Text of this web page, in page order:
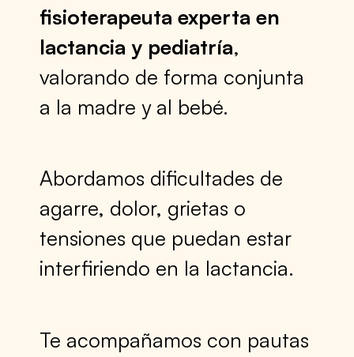
fisioterapeuta experta en
lactancia y pediatría,
valorando de forma conjunta
a la madre y al bebé.
Abordamos dificultades de
agarre, dolor, grietas o
tensiones que puedan estar
interfiriendo en la lactancia.
Te acompañamos con pautas